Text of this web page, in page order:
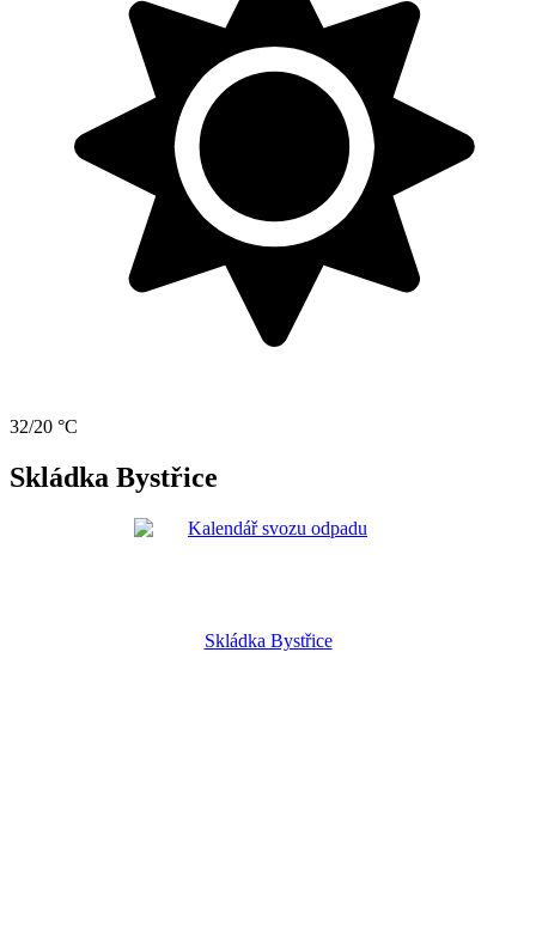
32/20 °C
Skládka Bystřice
Skládka Bystřice